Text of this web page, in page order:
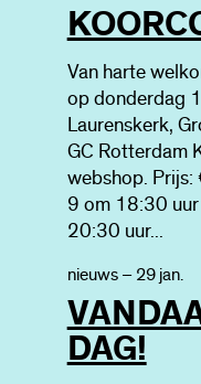
Van harte
op donderdag
Laurenskerk,
GC Rotterdam
webshop.
9 om 18:30
20:30 uur...
nieuws – 29 jan.
DAG!